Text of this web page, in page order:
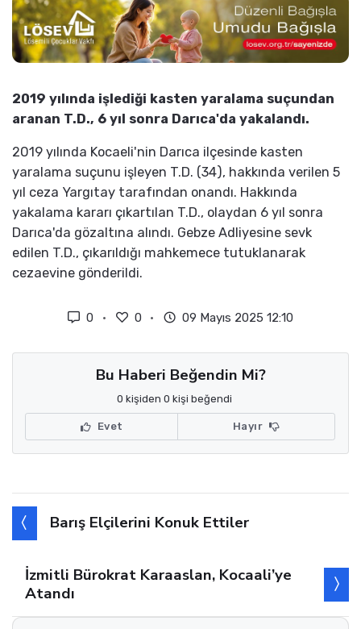
2019 yılında işlediği kasten yaralama suçundan
aranan T.D., 6 yıl sonra Darıca'da yakalandı.
2019 yılında Kocaeli'nin Darıca ilçesinde kasten
yaralama suçunu işleyen T.D. (34), hakkında verilen 5
yıl ceza Yargıtay tarafından onandı. Hakkında
yakalama kararı çıkartılan T.D., olaydan 6 yıl sonra
Darıca'da gözaltına alındı. Gebze Adliyesine sevk
edilen T.D., çıkarıldığı mahkemece tutuklanarak
cezaevine gönderildi.
0 0 09 Mayıs 2025 12:10
Bu Haberi Beğendin Mi?
0 kişiden 0 kişi beğendi
Evet Hayır
Barış Elçilerini Konuk Ettiler
İzmitli Bürokrat Karaaslan, Kocaali’ye
Atandı